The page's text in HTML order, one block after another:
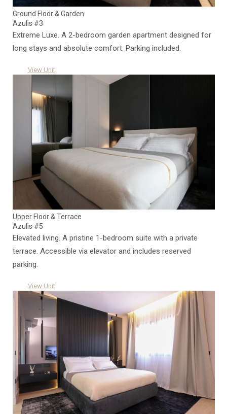
Ground Floor & Garden
Azulis #3
Extreme Luxe. A 2-bedroom garden apartment designed for
long stays and absolute comfort. Parking included.
View Unit
Upper Floor & Terrace
Azulis #5
Elevated living. A pristine 1-bedroom suite with a private
terrace. Accessible via elevator and includes reserved
parking.
View Unit